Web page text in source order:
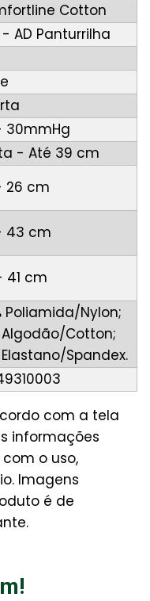
Cotton
AD Panturrilha
30mmHg
- Até 39 cm
26 cm
43 cm
41 cm
Poliamida/Nylon;
Algodão/Cotton;
Elastano/Spandex.
com a tela
informações
o uso,
Imagens
é de